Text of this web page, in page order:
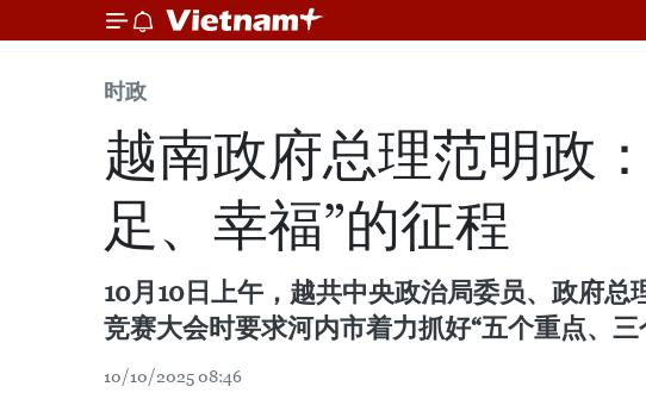
时政
越南政府总理范明政
足、幸福”的征程
10月10日上午，越共中央政治局委员、政府
竞赛大会时要求河内市着力抓好“五个重点、
10/10/2025 08:46